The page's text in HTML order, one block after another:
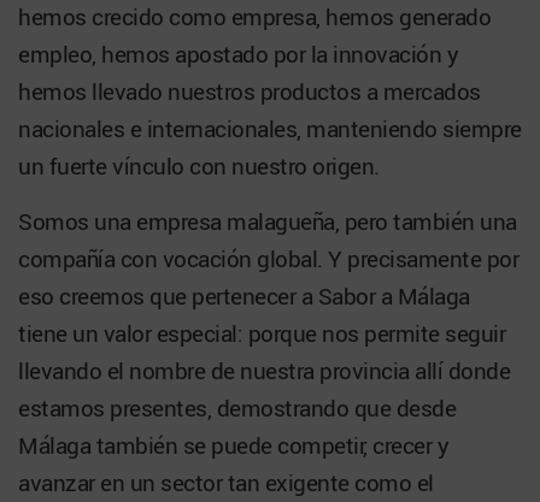
hemos crecido como empresa, hemos generado
empleo, hemos apostado por la innovación y
hemos llevado nuestros productos a mercados
nacionales e internacionales, manteniendo siempre
un fuerte vínculo con nuestro origen.
Somos una empresa malagueña, pero también una
compañía con vocación global. Y precisamente por
eso creemos que pertenecer a Sabor a Málaga
tiene un valor especial: porque nos permite seguir
llevando el nombre de nuestra provincia allí donde
estamos presentes, demostrando que desde
Málaga también se puede competir, crecer y
avanzar en un sector tan exigente como el